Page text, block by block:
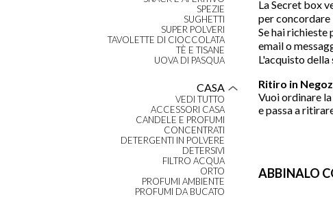
SPEZIE
SUGHETTI
SUPER POLVERI
TAVOLETTE DI CIOCCOLATA
TÈ E TISANE
UOVA DI PASQUA
CASA
VEDI TUTTO
ACCESSORI CASA
CANDELE E PROFUMI
CONCENTRATI
DETERGENTI IN POLVERE
DETERSIVI
FILTRO ACQUA
ORTO
PROFUMI AMBIENTE
PROFUMI DA BUCATO
La Secret box
per concordare
Se hai
email o
L'acquisto
Ritiro in
Vuoi ordinare
e passa a
ABBINALO